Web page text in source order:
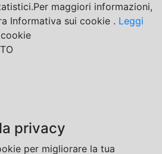
maggiori informazioni,
Informativa sui cookie . Leggi
privacy
per migliorare la tua